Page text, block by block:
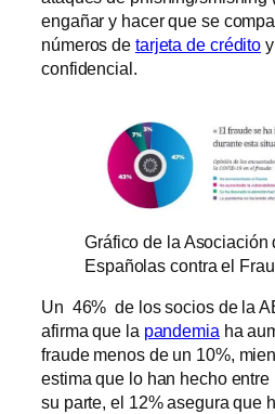
engañar y hacer que se
números de tarjeta de crédito
confidencial.
Gráfico de la Asociación
Españolas contra el
Un 46% de los socios de la
afirma que la pandemia ha
fraude menos de un 10%,
estima que lo han hecho
su parte, el 12% asegura que